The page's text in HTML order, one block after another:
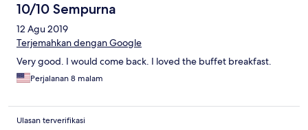
10/10 Sempurna
12 Agu 2019
Terjemahkan dengan Google
Very good. I would come back. I loved the buffet breakfast.
Perjalanan 8 malam
Ulasan terverifikasi